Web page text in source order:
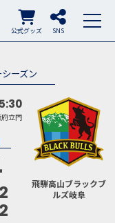
SNS
公式グッズ
ーズン
立門
飛騨高山ブラックブ
ルズ岐阜